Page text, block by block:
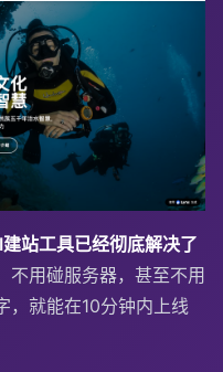
站工具已经彻底解决了
用碰服务器，甚至不用
，就能在10分钟内上线